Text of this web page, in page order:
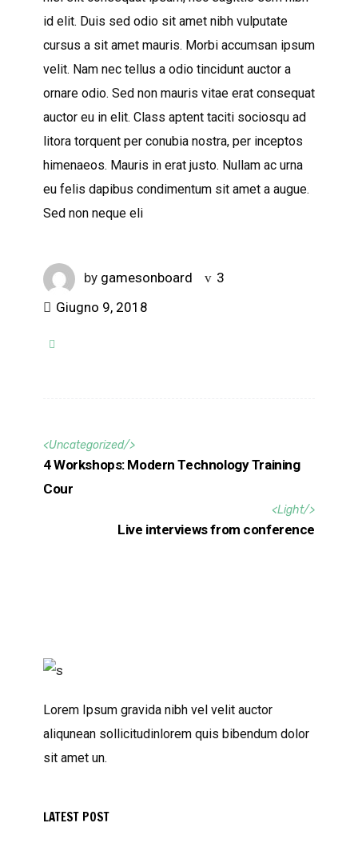
id elit. Duis sed odio sit amet nibh vulputate
cursus a sit amet mauris. Morbi accumsan ipsum
velit. Nam nec tellus a odio tincidunt auctor a
ornare odio. Sed non mauris vitae erat consequat
auctor eu in elit. Class aptent taciti sociosqu ad
litora torquent per conubia nostra, per inceptos
himenaeos. Mauris in erat justo. Nullam ac urna
eu felis dapibus condimentum sit amet a augue.
Sed non neque eli
by gamesonboard
3
Giugno 9, 2018
<Uncategorized/>
4 Workshops: Modern Technology Training
Cour
<Light/>
Live interviews from conference
Lorem Ipsum gravida nibh vel velit auctor
aliqunean sollicitudinlorem quis bibendum dolor
sit amet un.
LATEST POST